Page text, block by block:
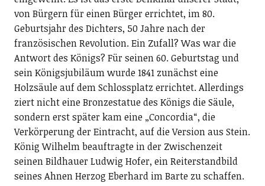
von Bürgern für einen Bürger errichtet, im 80.
Geburtsjahr des Dichters, 50 Jahre nach der
französischen Revolution. Ein Zufall? Was war die
Antwort des Königs? Für seinen 60. Geburtstag und
sein Königsjubiläum wurde 1841 zunächst eine
Holzsäule auf dem Schlossplatz errichtet. Allerdings
ziert nicht eine Bronzestatue des Königs die Säule,
sondern erst später kam eine „Concordia“, die
Verkörperung der Eintracht, auf die Version aus Stein.
König Wilhelm beauftragte in der Zwischenzeit
seinen Bildhauer Ludwig Hofer, ein Reiterstandbild
seines Ahnen Herzog Eberhard im Barte zu schaffen.